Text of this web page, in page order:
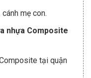
mẹ con.
nhựa Composite
tại quận